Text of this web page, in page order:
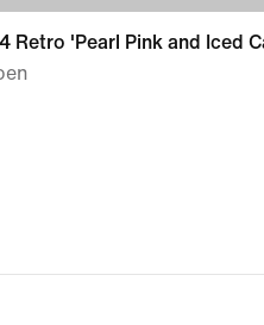
Retro 'Pearl Pink and Iced